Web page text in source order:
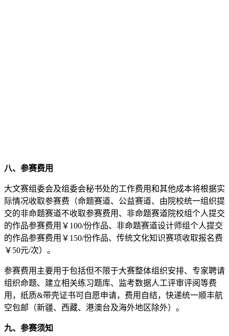
八、参赛费用
大文赛组委会及组委会秘书处的工作费用和其他成本将根据实
际情况收取参赛费（命题赛道、公益赛道、由院校统一组织提
交的非命题赛道不收取参赛费用、非命题赛道院校组个人提交
的作品参赛费用￥100/份作品、非命题赛道设计师组个人提交
的作品参赛费用￥150/份作品、传统文化知识赛项收取报名费
￥50元/次）。
参赛费用主要用于包括但不限于大赛整体组织安排、专家聘请
组织命题、建立相关练习题库、监考数据人工评审评阅等费
用，纸质&带壳证书可自愿申请，费用自结，快递统一顺丰航
空包邮（新疆、西藏、港澳台及海外地区除外）。
九、参赛须知